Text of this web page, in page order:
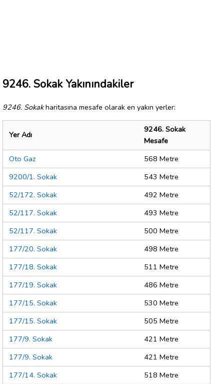
9246. Sokak Yakınındakiler
9246. Sokakharitasına mesafe olarak en yakın yerler:
Yer Adı
9246. Sokak
Mesafe
Oto Gaz
568 Metre
9200/1. Sokak
543 Metre
52/172. Sokak
492 Metre
52/117. Sokak
493 Metre
52/117. Sokak
500 Metre
177/20. Sokak
498 Metre
177/18. Sokak
511 Metre
177/19. Sokak
486 Metre
177/15. Sokak
530 Metre
177/15. Sokak
505 Metre
177/9. Sokak
421 Metre
177/9. Sokak
421 Metre
177/14. Sokak
518 Metre